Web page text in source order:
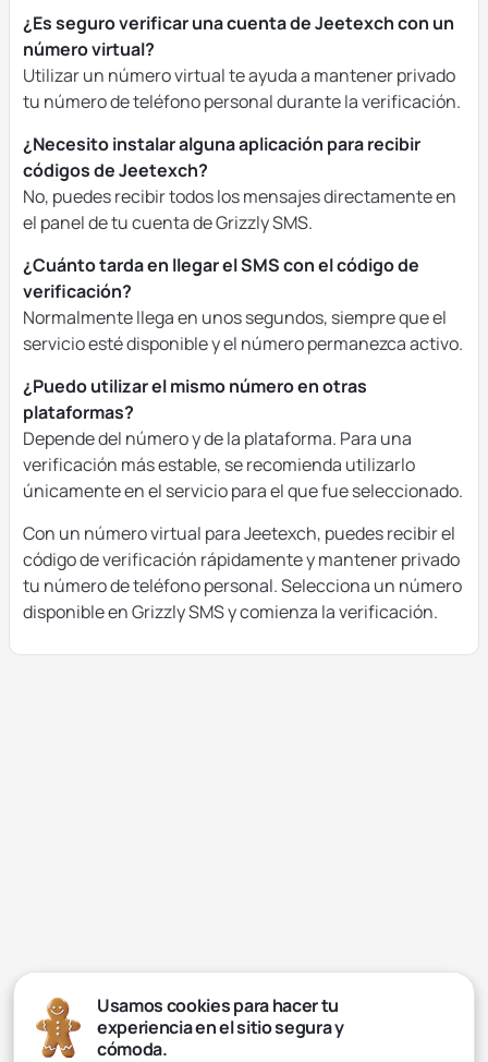
¿Es seguro verificar una cuenta de Jeetexch con un
número virtual?
Utilizar un número virtual te ayuda a mantener privado
tu número de teléfono personal durante la verificación.
¿Necesito instalar alguna aplicación para recibir
códigos de Jeetexch?
No, puedes recibir todos los mensajes directamente en
el panel de tu cuenta de Grizzly SMS.
¿Cuánto tarda en llegar el SMS con el código de
verificación?
Normalmente llega en unos segundos, siempre que el
servicio esté disponible y el número permanezca activo.
¿Puedo utilizar el mismo número en otras
plataformas?
Depende del número y de la plataforma. Para una
verificación más estable, se recomienda utilizarlo
únicamente en el servicio para el que fue seleccionado.
Con un número virtual para Jeetexch, puedes recibir el
código de verificación rápidamente y mantener privado
tu número de teléfono personal. Selecciona un número
disponible en Grizzly SMS y comienza la verificación.
Usamos cookies para hacer tu
experiencia en el sitio segura y
cómoda.